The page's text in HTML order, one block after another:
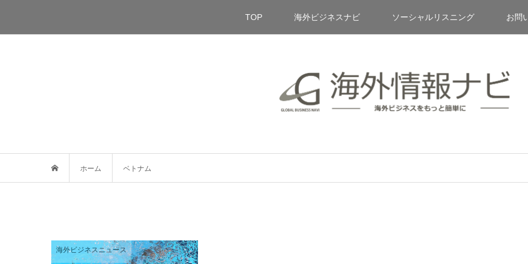
TOP 海外ビジネスナビ ソーシャルリスニング お問
ホーム ベトナム
海外ビジネスニュース